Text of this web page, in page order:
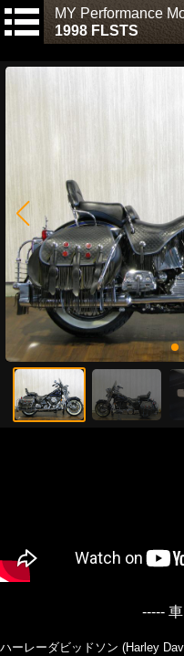
MY Performance
1998 FLSTS
-----
ハーレーダビッドソン (Harley